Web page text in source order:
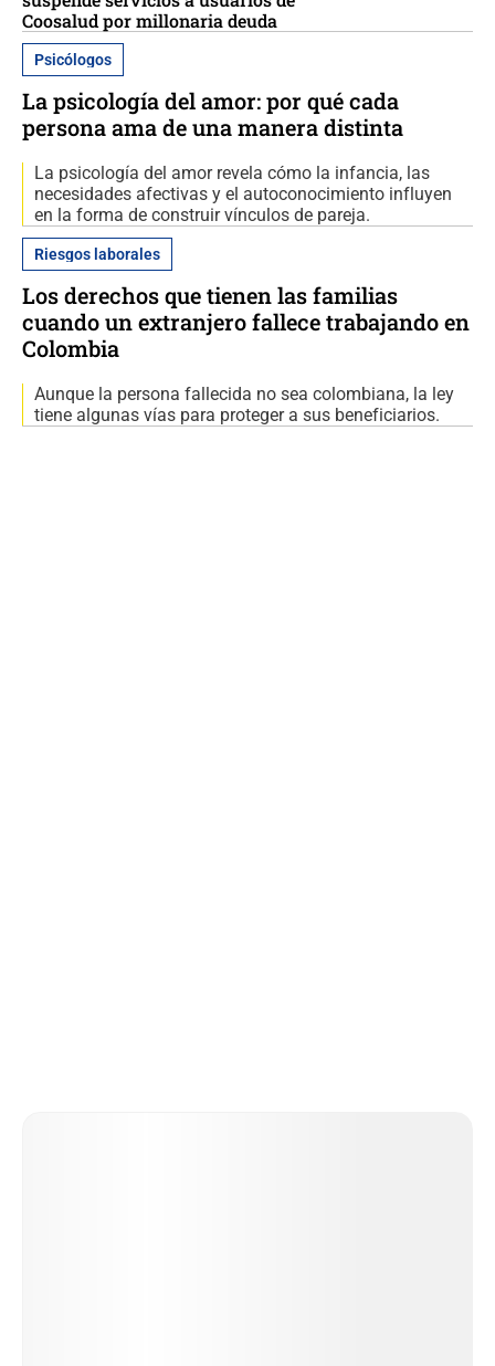
Coosalud por millonaria deuda
Psicólogos
La psicología del amor: por qué cada
persona ama de una manera distinta
La psicología del amor revela cómo la infancia, las
necesidades afectivas y el autoconocimiento influyen
en la forma de construir vínculos de pareja.
Riesgos laborales
Los derechos que tienen las familias
cuando un extranjero fallece trabajando en
Colombia
Aunque la persona fallecida no sea colombiana, la ley
tiene algunas vías para proteger a sus beneficiarios.